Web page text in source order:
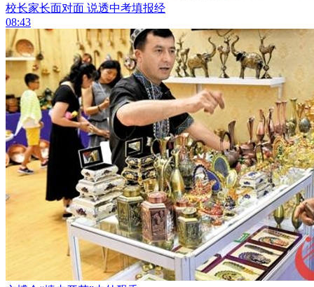
校长家长面对面 说透中考填报经
08:43